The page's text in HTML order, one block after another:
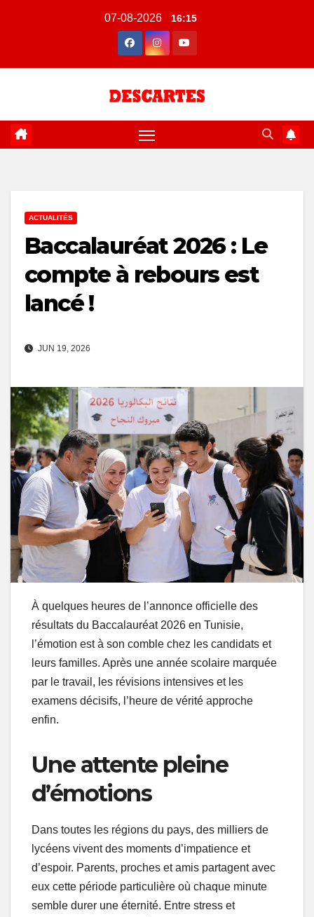
07-08-2026 16:15
ACTUALITÉS
Baccalauréat 2026 : Le
compte à rebours est
lancé !
JUN 19, 2026
À quelques heures de l’annonce officielle des
résultats du Baccalauréat 2026 en Tunisie,
l’émotion est à son comble chez les candidats et
leurs familles. Après une année scolaire marquée
par le travail, les révisions intensives et les
examens décisifs, l’heure de vérité approche
enfin.
Une attente pleine
d’émotions
Dans toutes les régions du pays, des milliers de
lycéens vivent des moments d’impatience et
d’espoir. Parents, proches et amis partagent avec
eux cette période particulière où chaque minute
semble durer une éternité. Entre stress et